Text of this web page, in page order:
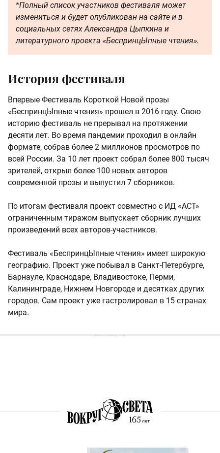
*Полный список участников фестиваля может
измениться и будет опубликован на сайте и в
социальных сетях Александра Цыпкина и
литературного проекта «БеспринцЫпные чтения».
История фестиваля
Впервые Фестиваль Короткой Новой прозы
«БеспринцЫпные чтения» прошел в 2016 году. Свою
историю фестиваль не прерывал на протяжении
десяти лет. Во время пандемии проходил в онлайн
формате, собрав более 2 миллионов просмотров по
всей России. За 10 лет проект собрал более 800 тысяч
зрителей, открыл более 100 новых авторов
современной прозы и выпустил 7 сборников.
По итогам фестиваля проект совместно с ИД «АСТ»
ограниченным тиражом выпускает сборник лучших
произведений всех авторов-участников.
Фестиваль «БеспринцЫпные чтения» имеет широкую
географию. Проект уже побывал в Санкт-Петербурге,
Барнауле, Краснодаре, Владивостоке, Перми,
Калининграде, Нижнем Новгороде и десятках других
городов. Сам проект уже гастролировал в 15 странах
мира.